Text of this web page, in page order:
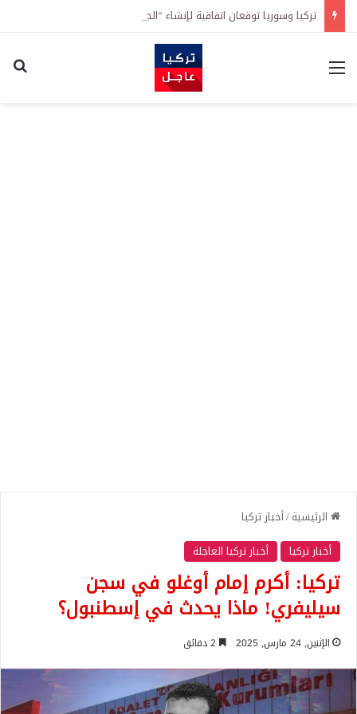
القائمة
الرئيسية/أخبار تركيا
أخبار تركيا
أخبار تركيا العاجلة
تركيا: أكرم إمام أوغلو في سجن
سيليفري! ماذا يحدث في إسطنبول؟
الإثنين, 24 مارس, 2025